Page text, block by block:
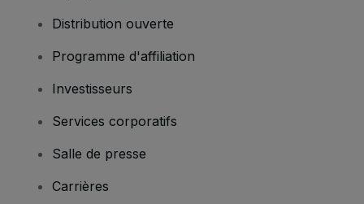
Distribution ouverte
Programme d'affiliation
Investisseurs
Services corporatifs
Salle de presse
Carrières